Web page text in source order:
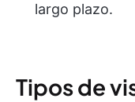
largo plazo.
Tipos de